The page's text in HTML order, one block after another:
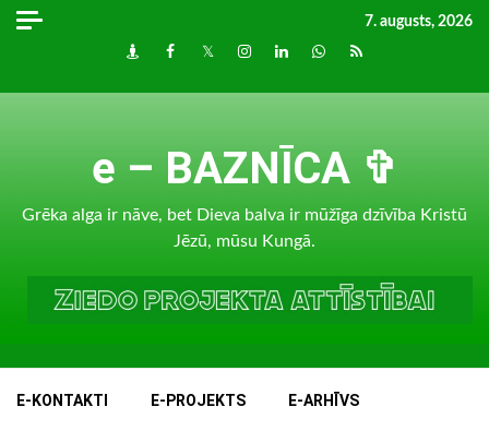
Skip
7. augusts, 2026
DraugiemFacebook
TwitterInstagram
LinkedInwhatsapp
RSS
e – BAZNĪCA ✞
Grēka alga ir nāve, bet Dieva balva ir mūžīga dzīvība Kristū
Jēzū, mūsu Kungā.
E-KONTAKTI E-PROJEKTS E-ARHĪVS